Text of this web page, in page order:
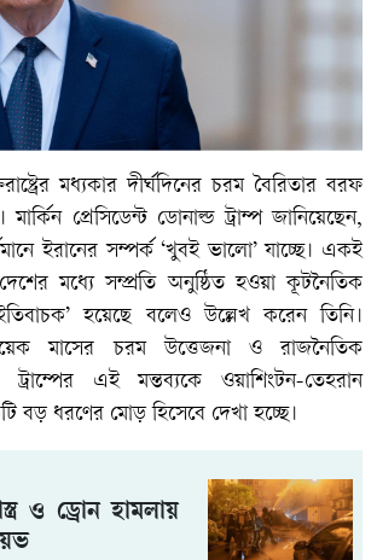
মধ্যকার দীর্ঘদিনের চরম বৈরিতার বরফ
প্রেসিডেন্ট ডোনাল্ড ট্রাম্প জানিয়েছেন,
ইরানের সম্পর্ক ‘খুবই ভালো’ যাচ্ছে। একই
মধ্যে সম্প্রতি অনুষ্ঠিত হওয়া কূটনৈতিক
হয়েছে বলেও উল্লেখ করেন তিনি।
মাসের চরম উত্তেজনা ও রাজনৈতিক
এই মন্তব্যকে ওয়াশিংটন-তেহরান
বড় ধরণের মোড় হিসেবে দেখা হচ্ছে।
ও ড্রোন হামলায়